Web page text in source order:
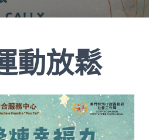
動放鬆